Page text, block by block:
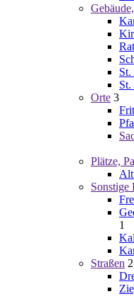
Orte 3
Plätze,
Sonstige
1
Straßen 2